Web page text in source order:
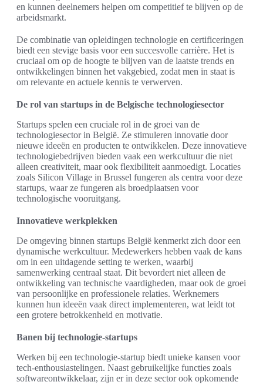
en kunnen deelnemers helpen om competitief te blijven op de
arbeidsmarkt.
De combinatie van opleidingen technologie en certificeringen
biedt een stevige basis voor een succesvolle carrière. Het is
cruciaal om op de hoogte te blijven van de laatste trends en
ontwikkelingen binnen het vakgebied, zodat men in staat is
om relevante en actuele kennis te verwerven.
De rol van startups in de Belgische technologiesector
Startups spelen een cruciale rol in de groei van de
technologiesector in België. Ze stimuleren innovatie door
nieuwe ideeën en producten te ontwikkelen. Deze innovatieve
technologiebedrijven bieden vaak een werkcultuur die niet
alleen creativiteit, maar ook flexibiliteit aanmoedigt. Locaties
zoals Silicon Village in Brussel fungeren als centra voor deze
startups, waar ze fungeren als broedplaatsen voor
technologische vooruitgang.
Innovatieve werkplekken
De omgeving binnen startups België kenmerkt zich door een
dynamische werkcultuur. Medewerkers hebben vaak de kans
om in een uitdagende setting te werken, waarbij
samenwerking centraal staat. Dit bevordert niet alleen de
ontwikkeling van technische vaardigheden, maar ook de groei
van persoonlijke en professionele relaties. Werknemers
kunnen hun ideeën vaak direct implementeren, wat leidt tot
een grotere betrokkenheid en motivatie.
Banen bij technologie-startups
Werken bij een technologie-startup biedt unieke kansen voor
tech-enthousiastelingen. Naast gebruikelijke functies zoals
softwareontwikkelaar, zijn er in deze sector ook opkomende